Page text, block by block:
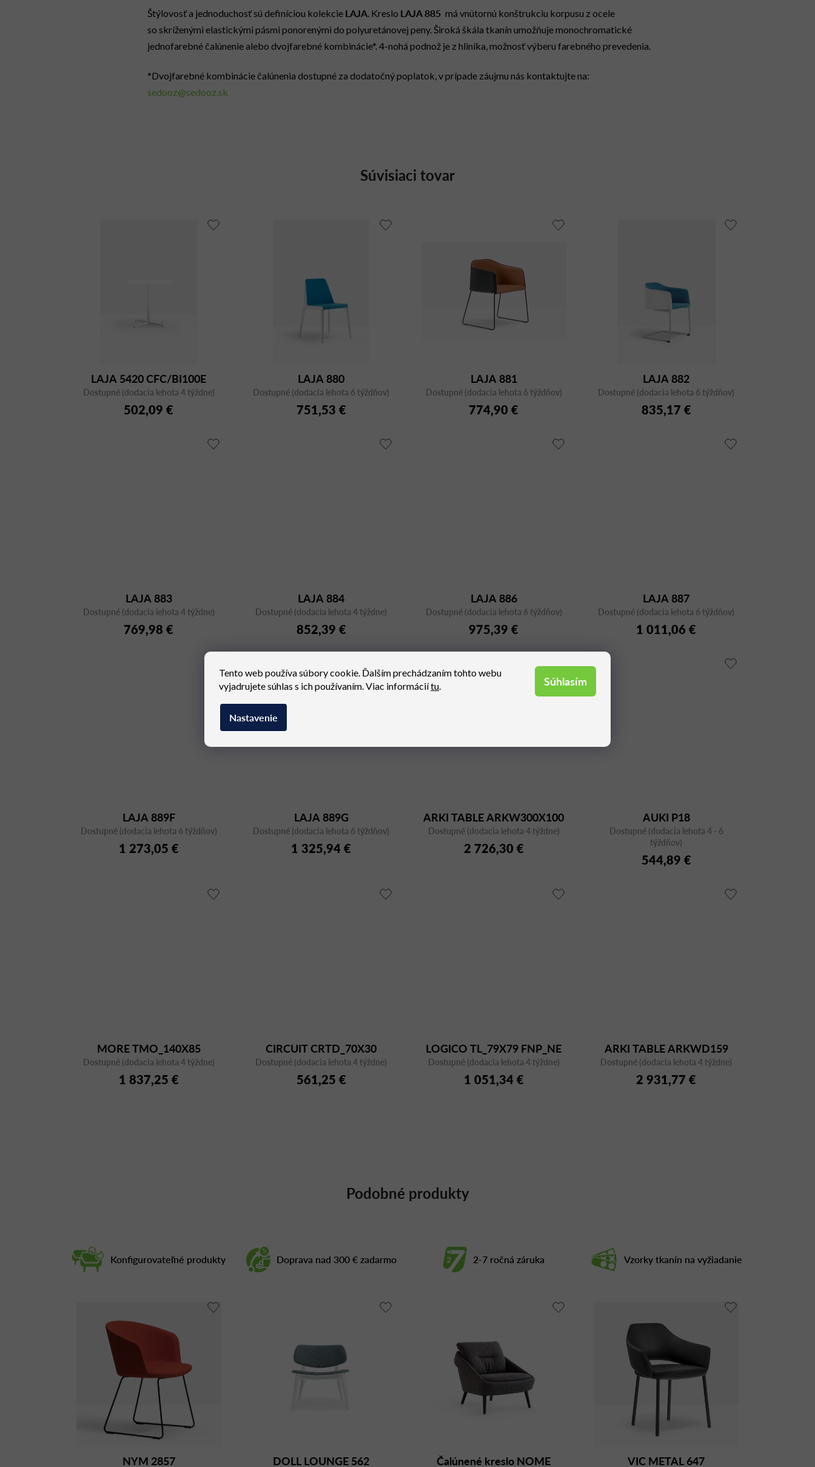
Tento web používa súbory cookie. Ďalším prechádzaním tohto webu
vyjadrujete súhlas s ich používaním. Viac informáciítu.
Nastavenie
Súhlasím
Konfigurovateľné produkty Doprava nad 300 € zadarmo 2-7 ročná záruka Vzorky tkanín na vyžiadanie
Štýlovosť a jednoduchosť sú definíciou kolekcie LAJA. Kreslo LAJA 885 má vnútornú konštrukciu korpusu z ocele
so skríženými elastickými pásmi ponorenými do polyuretánovej peny. Široká škála tkanín umožňuje monochromatické
jednofarebné čalúnenie alebo dvojfarebné kombinácie*. 4-nohá podnož je z hliníka, možnosť výberu farebného prevedenia.
*Dvojfarebné kombinácie čalúnenia dostupné za dodatočný poplatok, v prípade záujmu nás kontaktujte na:
sedooz@sedooz.sk
Súvisiaci tovar
LAJA 5420 CFC/BI100E
BIANCO 690x690
Dostupné (dodacia lehota 4 týždne)
502,09 €
LAJA 880
Dostupné (dodacia lehota 6 týždňov)
751,53 €
LAJA 881
Dostupné (dodacia lehota 6 týždňov)
774,90 €
LAJA 882
Dostupné (dodacia lehota 6 týždňov)
835,17 €
LAJA 883
Dostupné (dodacia lehota 4 týždne)
769,98 €
LAJA 884
Dostupné (dodacia lehota 4 týždne)
852,39 €
LAJA 886
Dostupné (dodacia lehota 6 týždňov)
975,39 €
LAJA 887
Dostupné (dodacia lehota 6 týždňov)
1 011,06 €
LAJA 889F
Dostupné (dodacia lehota 6 týždňov)
1 273,05 €
LAJA 889G
Dostupné (dodacia lehota 6 týždňov)
1 325,94 €
ARKI TABLE ARKW300X100
Dostupné (dodacia lehota 4 týždne)
2 726,30 €
AUKI P18
Dostupné (dodacia lehota 4 - 6
týždňov)
544,89 €
MORE TMO_140X85
Dostupné (dodacia lehota 4 týždne)
1 837,25 €
CIRCUIT CRTD_70X30
TITANIUM
Dostupné (dodacia lehota 4 týždne)
561,25 €
LOGICO TL_79X79 FNP_NE
Dostupné (dodacia lehota 4 týždne)
1 051,34 €
ARKI TABLE ARKWD159
Dostupné (dodacia lehota 4 týždne)
2 931,77 €
Podobné produkty
NYM 2857 DOLL LOUNGE 562 Čalúnené kreslo NOME VIC METAL 647